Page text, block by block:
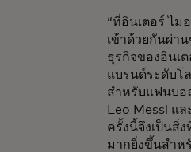
“ที่อินเตอร์ ไม
เข้าด้วยกันผ่า
ธุรกิจของอินเ
แบรนด์ระดับโ
สำหรับแฟนบอ
Leo Messi แ
ครั้งนี้จึงเป็นสิ่
มากยิ่งขึ้นสำห